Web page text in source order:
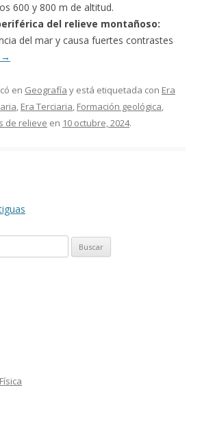
600 y 800 m de altitud.
del relieve montañoso:
del mar y causa fuertes contrastes
→
en Geografía y está etiquetada con Era
, Era Terciaria, Formación geológica,
de relieve en 10 octubre, 2024.